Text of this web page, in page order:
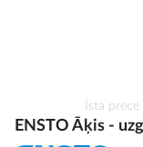
uz
Īsta
ENSTO Āķis -